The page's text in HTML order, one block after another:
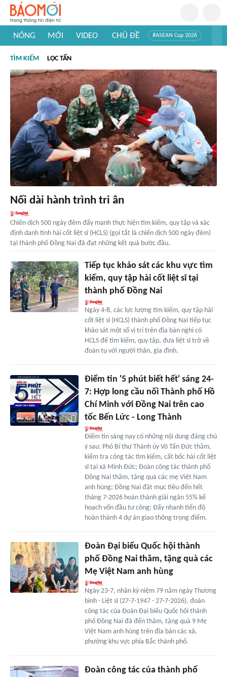
NÓNG MỚI VIDEO CHỦ ĐỀ #ASEAN Cup 2026
#Khám phá thế giới
TÌM KIẾM LỘC TẤN
Nối dài hành trình tri ân
Chiến dịch 500 ngày đêm đẩy mạnh thực hiện tìm kiếm, quy tập và xác
định danh tính hài cốt liệt sĩ (HCLS) (gọi tắt là chiến dịch 500 ngày đêm)
tại thành phố Đồng Nai đã đạt những kết quả bước đầu.
Tiếp tục khảo sát các khu vực tìm
kiếm, quy tập hài cốt liệt sĩ tại
thành phố Đồng Nai
Ngày 4-8, các lực lượng tìm kiếm, quy tập hài
cốt liệt sĩ (HCLS) thành phố Đồng Nai tiếp tục
khảo sát một số vị trí trên địa bàn nghi có
HCLS để tìm kiếm, quy tập, đưa liệt sĩ trở về
đoàn tụ với người thân, gia đình.
Điểm tin '5 phút biết hết' sáng 24-
7: Hợp long cầu nối Thành phố Hồ
Chí Minh với Đồng Nai trên cao
tốc Bến Lức - Long Thành
Điểm tin sáng nay có những nội dung đáng chú
ý sau: Phó Bí thư Thành ủy Võ Tấn Đức thăm,
kiểm tra công tác tìm kiếm, cất bốc hài cốt liệt
sĩ tại xã Minh Đức; Đoàn công tác thành phố
Đồng Nai thăm, tặng quà các mẹ Việt Nam
anh hùng; Đồng Nai đặt mục tiêu đến hết
tháng 7-2026 hoàn thành giải ngân 55% kế
hoạch vốn đầu tư công; Đẩy nhanh tiến độ
hoàn thành 4 dự án giao thông trọng điểm.
Đoàn Đại biểu Quốc hội thành
phố Đồng Nai thăm, tặng quà các
Mẹ Việt Nam anh hùng
Ngày 23-7, nhân kỷ niệm 79 năm ngày Thương
binh - Liệt sĩ (27-7-1947 - 27-7-2026), đoàn
công tác của Đoàn Đại biểu Quốc hội thành
phố Đồng Nai đã đến thăm, tặng quà 9 Mẹ
Việt Nam anh hùng trên địa bàn các xã,
phường khu vực phía Bắc thành phố.
Đoàn công tác của thành phố